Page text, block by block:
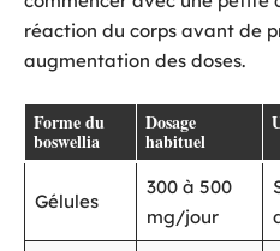
réaction du corps avant de
augmentation des doses.
Forme du
boswellia
Dosage
habituel
Gélules
300 à 500
mg/jour